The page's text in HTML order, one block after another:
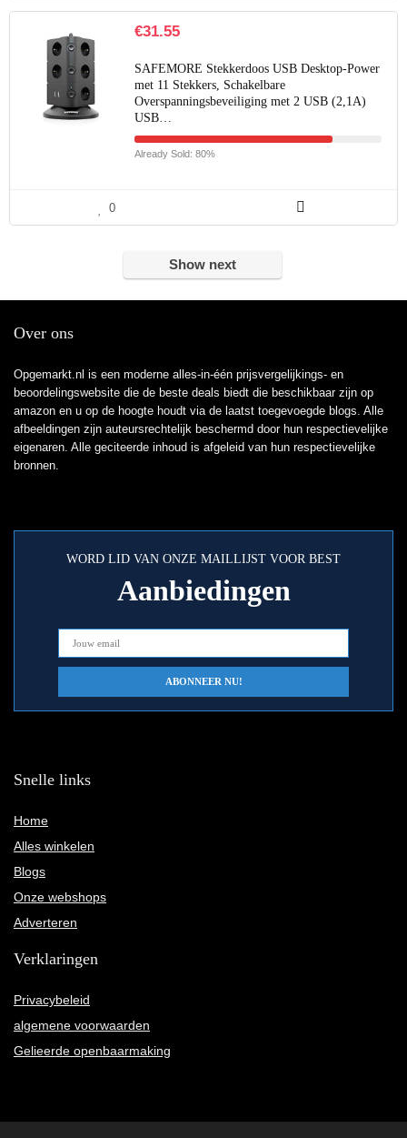
€31.55
SAFEMORE Stekkerdoos USB Desktop-Power
met 11 Stekkers, Schakelbare
Overspanningsbeveiliging met 2 USB (2,1A)
USB…
Already Sold: 80%
0
Show next
Over ons
Opgemarkt.nl is een moderne alles-in-één prijsvergelijkings- en
beoordelingswebsite die de beste deals biedt die beschikbaar zijn op
amazon en u op de hoogte houdt via de laatst toegevoegde blogs. Alle
afbeeldingen zijn auteursrechtelijk beschermd door hun respectievelijke
eigenaren. Alle geciteerde inhoud is afgeleid van hun respectievelijke
bronnen.
WORD LID VAN ONZE MAILLIJST VOOR BEST
Aanbiedingen
Snelle links
Home
Alles winkelen
Blogs
Onze webshops
Adverteren
Verklaringen
Privacybeleid
algemene voorwaarden
Gelieerde openbaarmaking